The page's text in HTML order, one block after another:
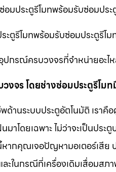
มประตูรีโมทพร้อมรับซ่อมปร
ะตูรีโมทพร้อมรับซ่อมประตูรี
กรณ์ครบวงจรที่จำหน่ายอะไ
งจร โดยช่างซ่อมประตูรีโ
านระบบประตูอัตโนมัติ เราคื
าโดยเฉพาะ ไม่ว่าจะเป็นประ
กคุณเจอปัญหามอเตอร์เสีย ป
ะในกรณีที่เครื่องเดิมเสื่อมสภ